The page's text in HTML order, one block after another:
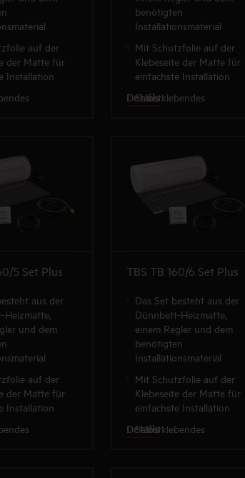
auf der
der Matte für
Installation
mit komplett
benötigten
Installationsmaterial
Mit Schutzfolie auf der
Klebeseite der Matte für
einfachste Installation
Selbstklebendes
Gittergewebe mit komplett
installationsfreundlich
Details
5 Set Plus
aus der
Heizmatte,
und dem
auf der
der Matte für
Installation
mit komplett
TBS TB 160/6 Set Plus
Das Set besteht aus der
Dünnbett-Heizmatte,
einem Regler und dem
benötigten
Installationsmaterial
Mit Schutzfolie auf der
Klebeseite der Matte für
einfachste Installation
Selbstklebendes
Gittergewebe mit komplett
Details